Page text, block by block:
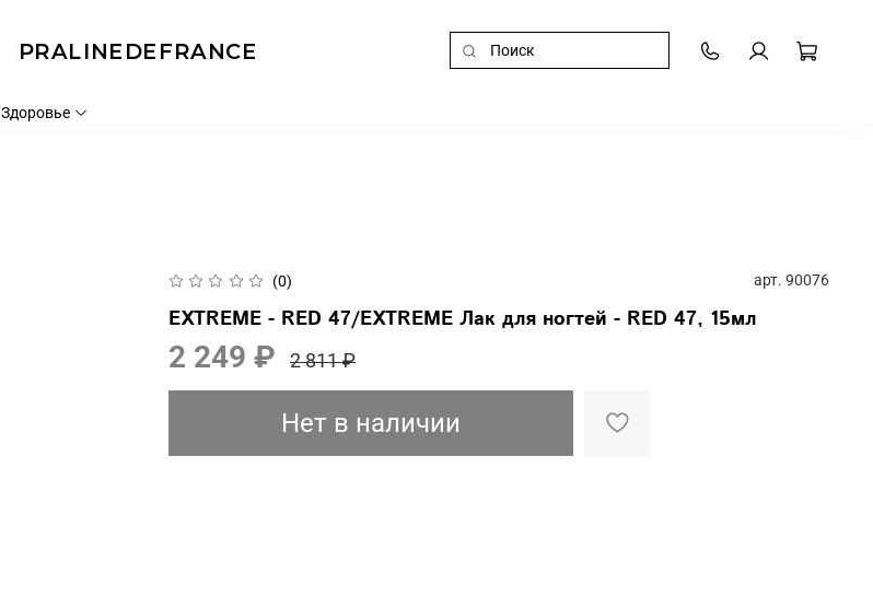
PRALINEDEFRANCE
Здоровье
(0) арт. 90076
EXTREME - RED 47/EXTREME Лак для ногтей - RED 47, 15мл
2 249 ₽ 2 811 ₽
Нет в наличии